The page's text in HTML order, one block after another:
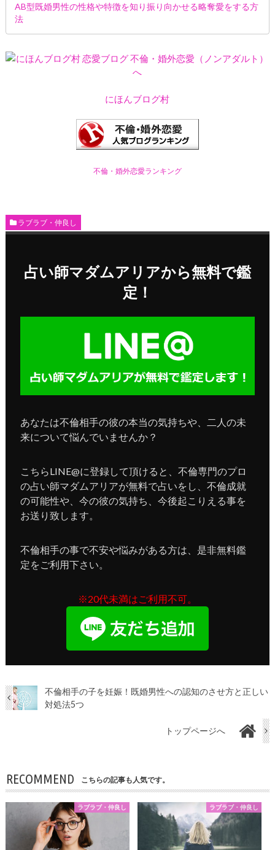
AB型既婚男性の性格や特徴を知り振り向かせる略奪愛をする方
法
にほんブログ村
不倫・婚外恋愛ランキング
ラブラブ・仲良し
占い師マダムアリアから無料で鑑
定！
あなたは不倫相手の彼の本当の気持ちや、二人の未
来について悩んでいませんか？
こちらLINE@に登録して頂けると、不倫専門のプロ
の占い師マダムアリアが無料で占いをし、不倫成就
の可能性や、今の彼の気持ち、今後起こりえる事を
お送り致します。
不倫相手の事で不安や悩みがある方は、是非無料鑑
定をご利用下さい。
※20代未満はご利用不可。
不倫相手の子を妊娠！既婚男性への認知のさせ方と正しい
対処法5つ
トップページへ
RECOMMEND こちらの記事も人気です。
ラブラブ・仲良し ラブラブ・仲良し